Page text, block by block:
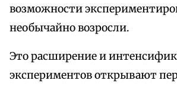
возможности
необычайно возросли.
Это расширение и
экспериментов открывают